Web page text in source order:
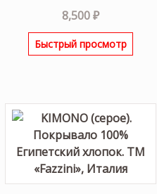
8,500₽
Быстрый просмотр